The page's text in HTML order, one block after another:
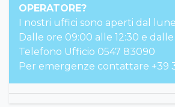
OPERATORE?
I nostri uffici sono aperti dal
Dalle ore 09:00 alle 12:30 e dalle
Telefono Ufficio 0547 83090
Per emergenze contattare +39